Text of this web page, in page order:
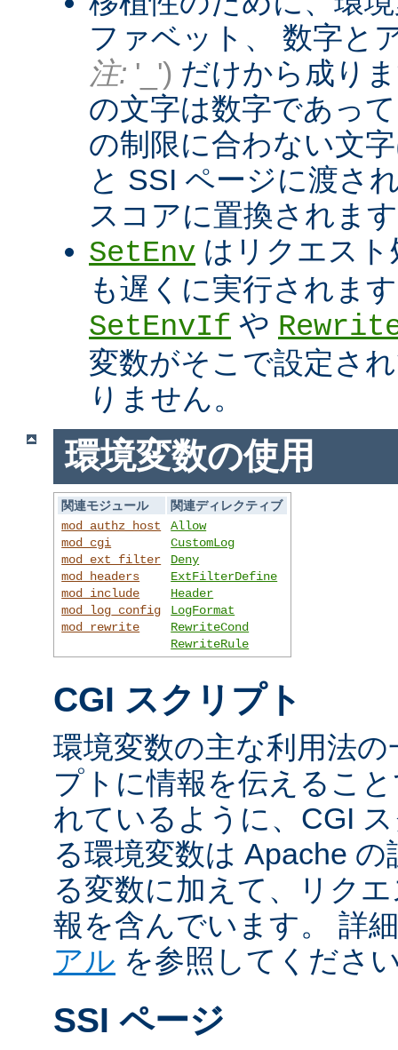
ファベット、 数字と
注: '_') だけから成り
の文字は数字であっ
の制限に合わない文
と SSI ページに渡さ
スコアに置換されま
SetEnv はリクエス
も遅くに実行されま
SetEnvIf や
変数がそこで設定さ
りません。
環境変数の使用
関連モジュール
関連ディレクティブ
mod_authz_host
mod_cgi
mod_ext_filter
mod_headers
mod_include
mod_log_config
mod_rewrite
Allow
CustomLog
Deny
ExtFilterDefine
Header
LogFormat
RewriteCond
RewriteRule
CGI スクリプト
環境変数の主な利用法
プトに情報を伝えるこ
れているように、CGI
る環境変数は Apache
る変数に加えて、リク
報を含んでいます。 詳
アル を参照してくださ
SSI ページ